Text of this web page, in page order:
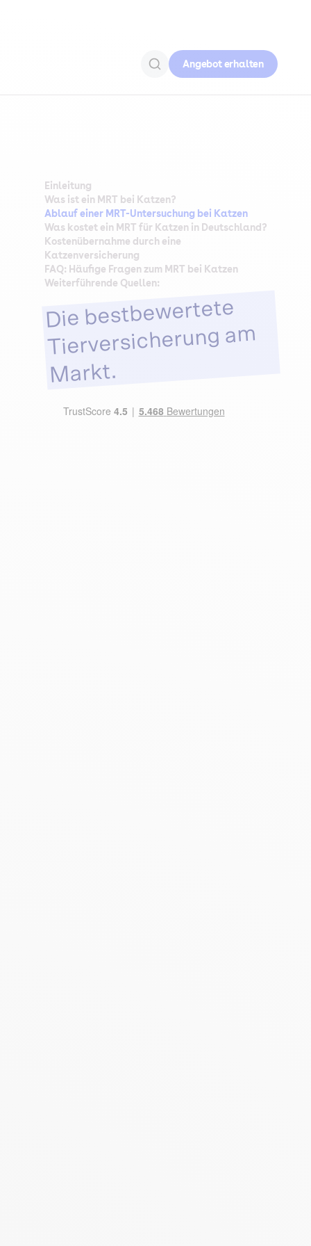
Angebot erhalten
Einleitung
Was ist ein MRT bei Katzen?
Ablauf einer MRT-Untersuchung bei Katzen
Was kostet ein MRT für Katzen in Deutschland?
Kostenübernahme durch eine
Katzenversicherung
FAQ: Häufige Fragen zum MRT bei Katzen
Weiterführende Quellen:
Die bestbewertete
Tierversicherung am
Markt.